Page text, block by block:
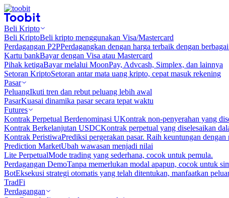
Beli Kripto
Beli KriptoBeli kripto menggunakan Visa/Mastercard
Perdagangan P2PPerdagangkan dengan harga terbaik dengan
Kartu bankBayar dengan Visa atau Mastercard
Pihak ketigaBayar melalui MoonPay, Advcash, Simplex, dan lainnya
Setoran KriptoSetoran antar mata uang kripto, cepat masuk rekening
Pasar
PeluangIkuti tren dan rebut peluang lebih awal
PasarKuasai dinamika pasar secara tepat waktu
Futures
Kontrak Perpetual Berdenominasi UKontrak non-penyerahan yang
Kontrak Berkelanjutan USDCKontrak perpetual yang diselesaikan
Kontrak PeristiwaPrediksi pergerakan pasar. Raih keuntungan dengan
Prediction MarketUbah wawasan menjadi nilai
Lite PerpetualMode trading yang sederhana, cocok untuk pemula.
Perdagangan DemoTanpa memerlukan modal apapun, cocok untuk
BotEksekusi strategi otomatis yang telah ditentukan, manfaatkan
TradFi
Perdagangan